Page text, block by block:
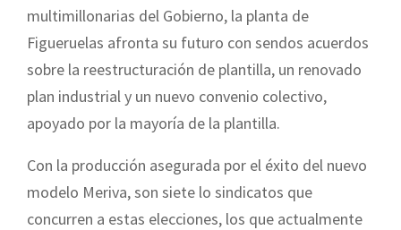
multimillonarias del Gobierno, la planta de
Figueruelas afronta su futuro con sendos acuerdos
sobre la reestructuración de plantilla, un renovado
plan industrial y un nuevo convenio colectivo,
apoyado por la mayoría de la plantilla.
Con la producción asegurada por el éxito del nuevo
modelo Meriva, son siete lo sindicatos que
concurren a estas elecciones, los que actualmente